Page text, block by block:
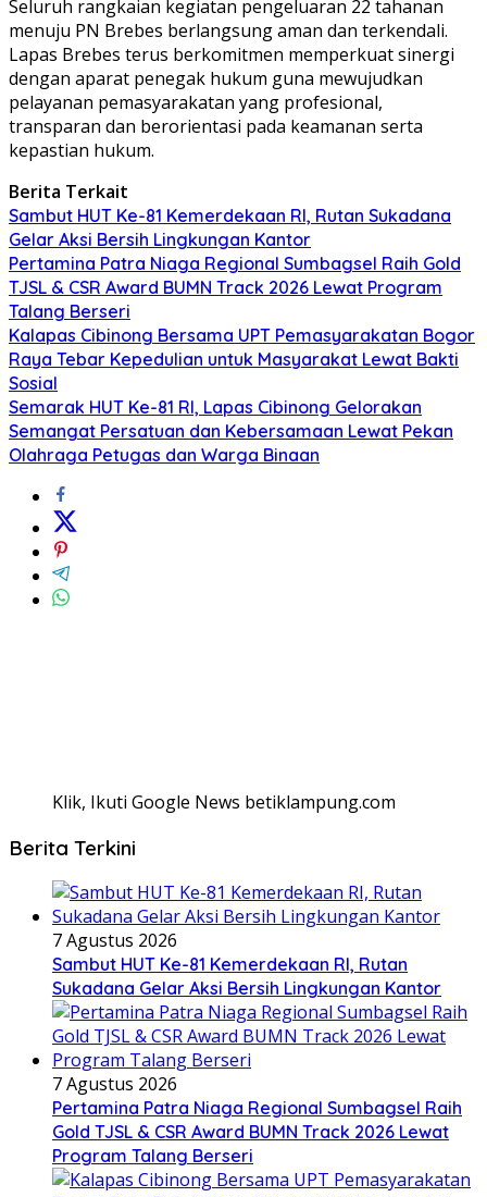
Seluruh rangkaian kegiatan pengeluaran 22 tahanan
menuju PN Brebes berlangsung aman dan terkendali.
Lapas Brebes terus berkomitmen memperkuat sinergi
dengan aparat penegak hukum guna mewujudkan
pelayanan pemasyarakatan yang profesional,
transparan dan berorientasi pada keamanan serta
kepastian hukum.
Berita Terkait
Sambut HUT Ke-81 Kemerdekaan RI, Rutan Sukadana
Gelar Aksi Bersih Lingkungan Kantor
Pertamina Patra Niaga Regional Sumbagsel Raih Gold
TJSL & CSR Award BUMN Track 2026 Lewat Program
Talang Berseri
Kalapas Cibinong Bersama UPT Pemasyarakatan Bogor
Raya Tebar Kepedulian untuk Masyarakat Lewat Bakti
Sosial
Semarak HUT Ke-81 RI, Lapas Cibinong Gelorakan
Semangat Persatuan dan Kebersamaan Lewat Pekan
Olahraga Petugas dan Warga Binaan
Klik, Ikuti Google News betiklampung.com
Berita Terkini
7 Agustus 2026
Sambut HUT Ke-81 Kemerdekaan RI, Rutan
Sukadana Gelar Aksi Bersih Lingkungan Kantor
7 Agustus 2026
Pertamina Patra Niaga Regional Sumbagsel Raih
Gold TJSL & CSR Award BUMN Track 2026 Lewat
Program Talang Berseri